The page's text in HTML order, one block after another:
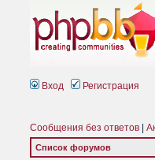
Вход Регистрация
Сообщения без ответов
Список форумов